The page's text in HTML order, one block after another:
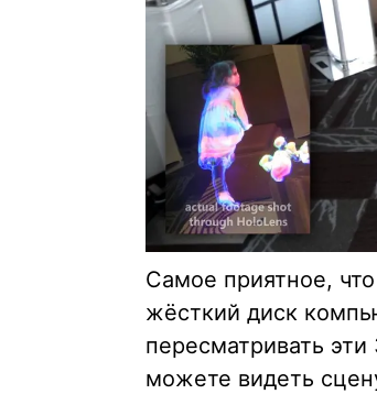
Самое приятное,
жёсткий диск
пересматривать
можете видеть